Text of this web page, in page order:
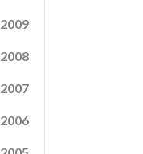
2009
2008
2007
2006